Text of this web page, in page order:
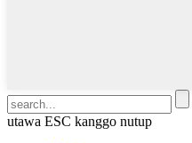
utawa ESC kanggo nutup